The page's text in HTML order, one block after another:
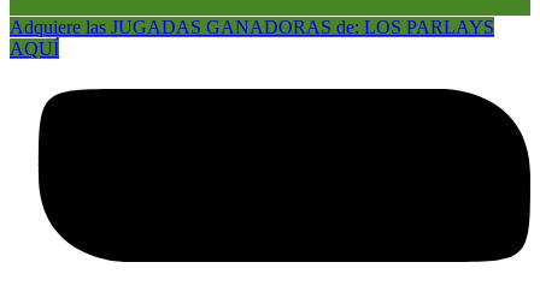
Adquiere las JUGADAS GANADORAS de: LOS PARLAYS
AQUÍ